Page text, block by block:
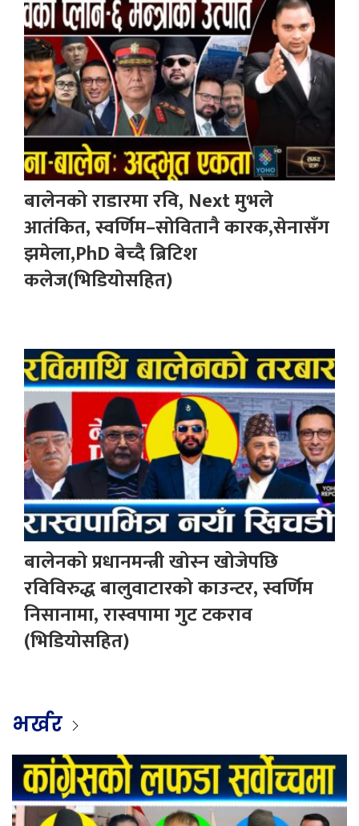
बालेनको राडारमा रवि, Next मुभले
आतंकित, स्वर्णिम–सोवितानै कारक,सेनासँग
झमेला,PhD बेच्दै ब्रिटिश
कलेज(भिडियोसहित)
बालेनको प्रधानमन्त्री खोस्न खोजेपछि
रविविरुद्ध बालुवाटारको काउन्टर, स्वर्णिम
निसानामा, रास्वपामा गुट टकराव
(भिडियोसहित)
भर्खर